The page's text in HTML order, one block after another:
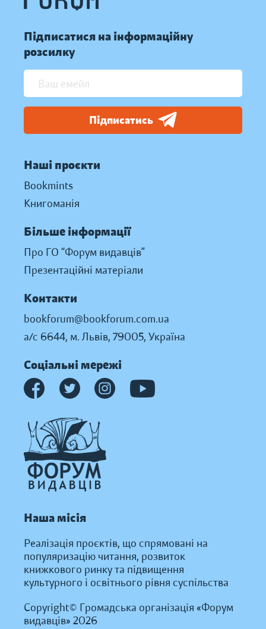
Підписатися на інформаційну
розсилку
Підписатись
Наші проєкти
Bookmints
Книгоманія
Більше інформації
Про ГО “Форум видавців”
Презентаційні матеріали
Контакти
bookforum@bookforum.com.ua
а/с 6644, м. Львів, 79005, Україна
Соціальні мережі
Наша місія
Реалізація проєктів, що спрямовані на
популяризацію читання, розвиток
книжкового ринку та підвищення
культурного і освітнього рівня суспільства
Copyright© Громадська організація «Форум
видавців» 2026